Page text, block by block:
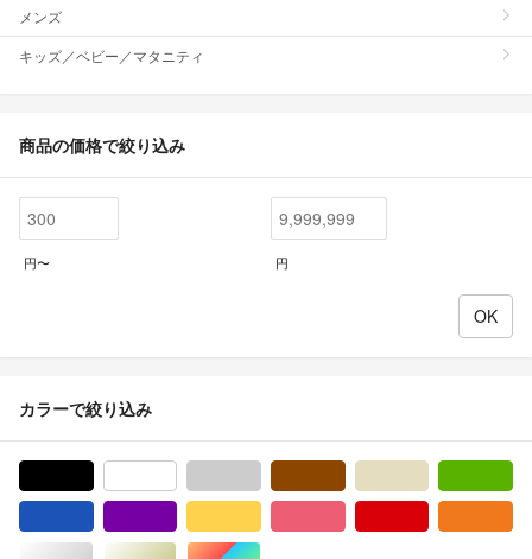
メンズ
キッズ／ベビー／マタニティ
商品の価格で絞り込み
円〜 円
カラーで絞り込み